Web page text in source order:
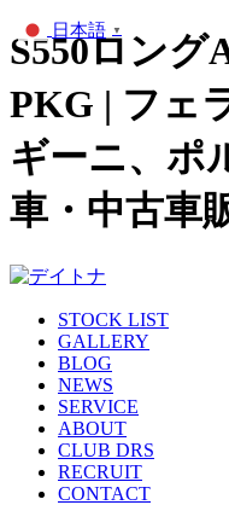
S550ロング
PKG | フェ
ギーニ、ポ
車・中古車
STOCK LIST
GALLERY
BLOG
NEWS
SERVICE
ABOUT
CLUB DRS
RECRUIT
CONTACT
日本語 ▼